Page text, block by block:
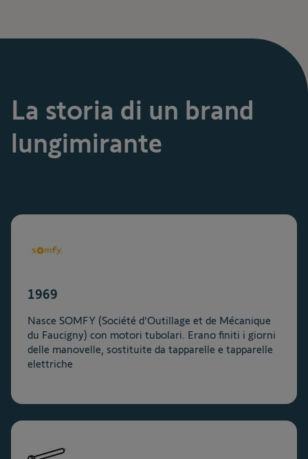
La storia di un brand
lungimirante
1969
Nasce SOMFY (Société d'Outillage et de Mécanique
du Faucigny) con motori tubolari. Erano finiti i giorni
delle manovelle, sostituite da tapparelle e tapparelle
elettriche